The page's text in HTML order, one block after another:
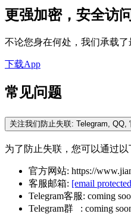
更强加密，安全访
不论您身在何处，我们承载
下载App
常见问题
关注我们防止失联: Telegram, QQ,
为了防止失联，您可以通过
官方网站: https://
客服邮箱: [email
Telegram客服: coming
Telegram群 : coming